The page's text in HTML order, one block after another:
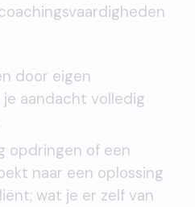
door eigen
je aandacht volledig
opdringen of een
naar een oplossing
wat je er zelf van